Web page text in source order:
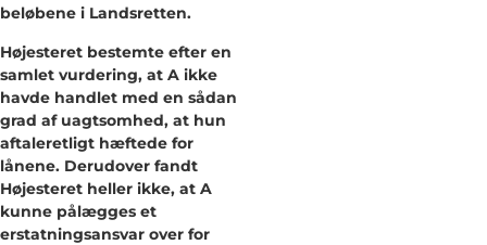
beløbene i Landsretten.
Højesteret bestemte efter en
samlet vurdering, at A ikke
havde handlet med en sådan
grad af uagtsomhed, at hun
aftaleretligt hæftede for
lånene. Derudover fandt
Højesteret heller ikke, at A
kunne pålægges et
erstatningsansvar over for